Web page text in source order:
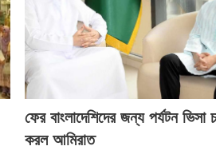
ফের বাংলাদেশিদের জন্য পর্যটন ভিসা
করল আমিরাত